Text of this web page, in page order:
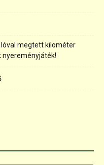
lóval megtett kilométer
nyereményjáték!